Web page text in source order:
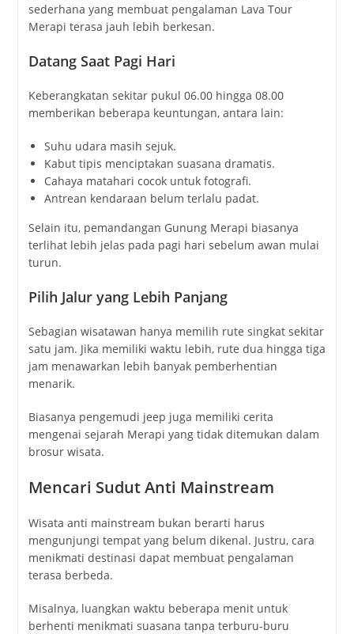
sederhana yang membuat pengalaman Lava Tour
Merapi terasa jauh lebih berkesan.
Datang Saat Pagi Hari
Keberangkatan sekitar pukul 06.00 hingga 08.00
memberikan beberapa keuntungan, antara lain:
Suhu udara masih sejuk.
Kabut tipis menciptakan suasana dramatis.
Cahaya matahari cocok untuk fotografi.
Antrean kendaraan belum terlalu padat.
Selain itu, pemandangan Gunung Merapi biasanya
terlihat lebih jelas pada pagi hari sebelum awan mulai
turun.
Pilih Jalur yang Lebih Panjang
Sebagian wisatawan hanya memilih rute singkat sekitar
satu jam. Jika memiliki waktu lebih, rute dua hingga tiga
jam menawarkan lebih banyak pemberhentian
menarik.
Biasanya pengemudi jeep juga memiliki cerita
mengenai sejarah Merapi yang tidak ditemukan dalam
brosur wisata.
Mencari Sudut Anti Mainstream
Wisata anti mainstream bukan berarti harus
mengunjungi tempat yang belum dikenal. Justru, cara
menikmati destinasi dapat membuat pengalaman
terasa berbeda.
Misalnya, luangkan waktu beberapa menit untuk
berhenti menikmati suasana tanpa terburu-buru